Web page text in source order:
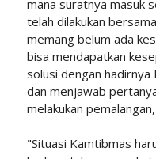
mana suratnya masuk
telah dilakukan
memang belum ada
bisa mendapatkan
solusi dengan hadirnya
dan menjawab
melakukan
"Situasi Kamtibmas